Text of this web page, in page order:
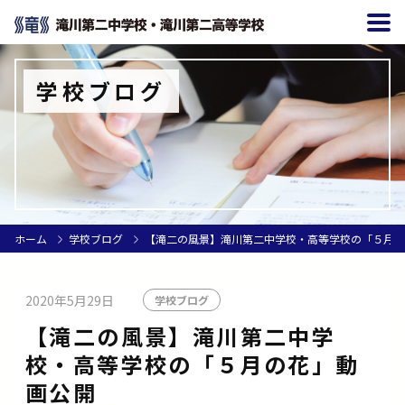
学校ブログ
ホーム 学校ブログ 【滝二の風景】滝川第二中学校・高等学校の「５月
2020年5月29日 学校ブログ
【滝二の風景】滝川第二中学
校・高等学校の「５月の花」動
画公開